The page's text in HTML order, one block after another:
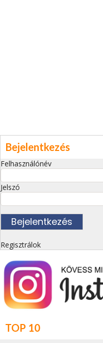
Bejelentkezés
Felhasználónév
Jelszó
Regisztrálok
TOP 10